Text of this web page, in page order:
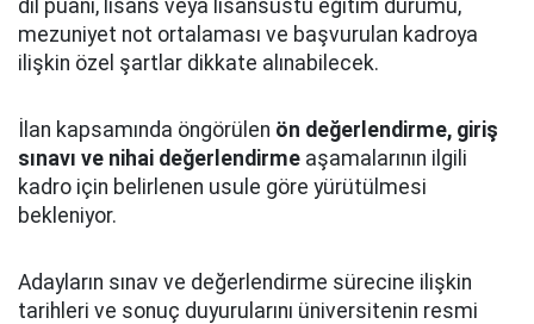
dil puanı, lisans veya lisansüstü eğitim durumu,
mezuniyet not ortalaması ve başvurulan kadroya
ilişkin özel şartlar dikkate alınabilecek.
İlan kapsamında öngörülen ön değerlendirme, giriş
sınavı ve nihai değerlendirme aşamalarının ilgili
kadro için belirlenen usule göre yürütülmesi
bekleniyor.
Adayların sınav ve değerlendirme sürecine ilişkin
tarihleri ve sonuç duyurularını üniversitenin resmi